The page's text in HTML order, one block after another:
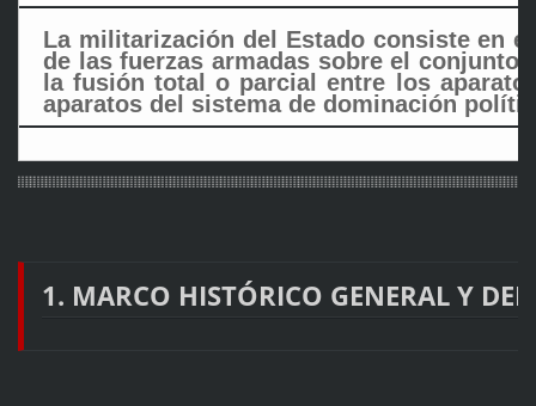
La militarización del Estado consiste en
de las fuerzas armadas sobre el conjunto
la fusión total o parcial entre los
aparatos del sistema de dominación
1. MARCO HISTÓRICO GENERAL Y